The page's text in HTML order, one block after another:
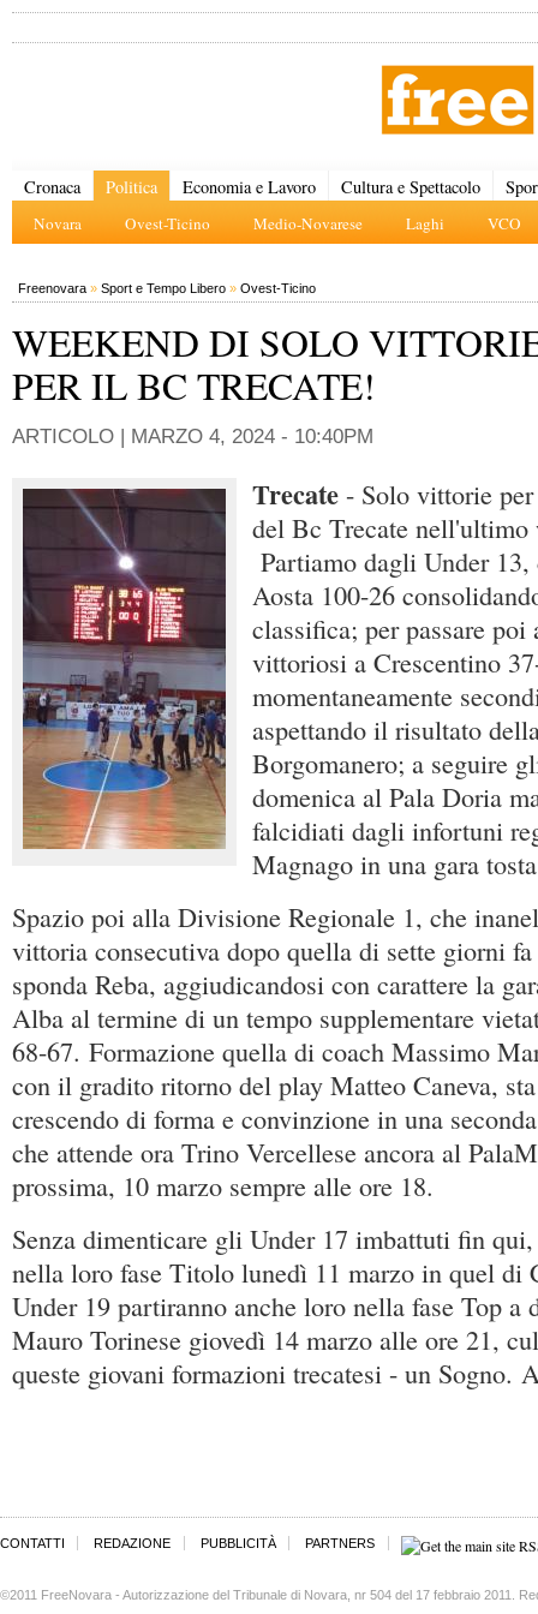
Cronaca Politica
Novara Ovest-Ticino Medio-Novarese Laghi VCO
Economia e Lavoro Cultura e Spettacolo
Freenovara » Sport e Tempo Libero » Ovest-Ticino
WEEKEND DI SOLO
PER IL BC TRECATE!
ARTICOLO | MARZO 4, 2024 - 10:40PM
Trecate - Solo vittorie
del Bc Trecate
Partiamo dagli Under 13,
Aosta 100-26
classifica; per passare
vittoriosi a Crescentino
momentaneamente
aspettando il risultato
Borgomanero; a seguire
domenica al Pala Doria
falcidiati dagli infortuni
Magnago in una gara
Spazio poi alla Divisione Regionale 1, che
vittoria consecutiva dopo quella di sette giorni
sponda Reba, aggiudicandosi con carattere la
Alba al termine di un tempo supplementare
68-67. Formazione quella di coach Massimo
con il gradito ritorno del play Matteo Caneva,
crescendo di forma e convinzione in una
che attende ora Trino Vercellese ancora al
prossima, 10 marzo sempre alle ore 18.
Senza dimenticare gli Under 17 imbattuti fin
nella loro fase Titolo lunedì 11 marzo in quel di
Under 19 partiranno anche loro nella fase Top a
Mauro Torinese giovedì 14 marzo alle ore 21,
queste giovani formazioni trecatesi - un Sogno.
CONTATTI REDAZIONE PUBBLICITÀ PARTNERS
©2011 FreeNovara - Autorizzazione del Tribunale di Novara, nr 504 del 17 febbraio 2011.